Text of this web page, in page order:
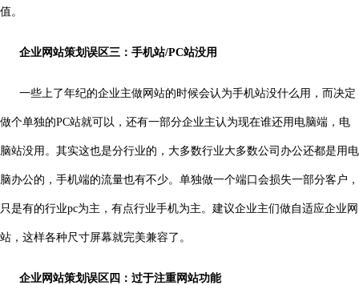
值。
企业网站策划误区三：手机站/PC站没用
一些上了年纪的企业主做网站的时候会认为手机站没什么用，而决定
做个单独的PC站就可以，还有一部分企业主认为现在谁还用电脑端，电
脑站没用。其实这也是分行业的，大多数行业大多数公司办公还都是用电
脑办公的，手机端的流量也有不少。单独做一个端口会损失一部分客户，
只是有的行业pc为主，有点行业手机为主。建议企业主们做自适应企业网
站，这样各种尺寸屏幕就完美兼容了。
企业网站策划误区四：过于注重网站功能